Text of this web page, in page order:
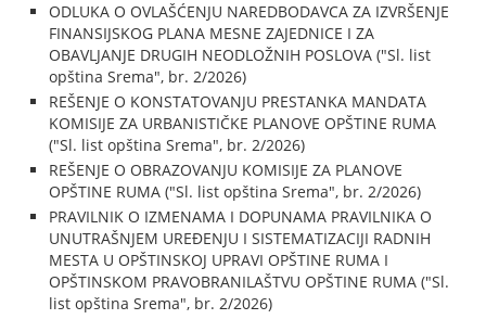
ODLUKA O OVLAŠĆENJU NAREDBODAVCA ZA IZVRŠENJE
FINANSIJSKOG PLANA MESNE ZAJEDNICE I ZA
OBAVLJANJE DRUGIH NEODLOŽNIH POSLOVA ("Sl. list
opština Srema", br. 2/2026)
REŠENJE O KONSTATOVANJU PRESTANKA MANDATA
KOMISIJE ZA URBANISTIČKE PLANOVE OPŠTINE RUMA
("Sl. list opština Srema", br. 2/2026)
REŠENJE O OBRAZOVANJU KOMISIJE ZA PLANOVE
OPŠTINE RUMA ("Sl. list opština Srema", br. 2/2026)
PRAVILNIK O IZMENAMA I DOPUNAMA PRAVILNIKA O
UNUTRAŠNJEM UREĐENJU I SISTEMATIZACIJI RADNIH
MESTA U OPŠTINSKOJ UPRAVI OPŠTINE RUMA I
OPŠTINSKOM PRAVOBRANILAŠTVU OPŠTINE RUMA ("Sl.
list opština Srema", br. 2/2026)